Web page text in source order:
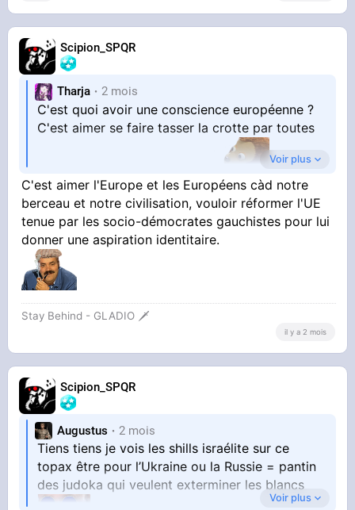
Scipion_SPQR
Tharja 2 mois
C'est quoi avoir une conscience européenne ?
C'est aimer se faire tasser la crotte par toutes
Voir plus
C'est aimer l'Europe et les Européens càd notre
berceau et notre civilisation, vouloir réformer l'UE
tenue par les socio-démocrates gauchistes pour lui
donner une aspiration identitaire.
Stay Behind - GLADIO 🗡️
il y a 2 mois
Scipion_SPQR
Augustus 2 mois
Tiens tiens je vois les shills israélite sur ce
topax être pour l’Ukraine ou la Russie = pantin
des judoka qui veulent exterminer les blancs
Voir plus